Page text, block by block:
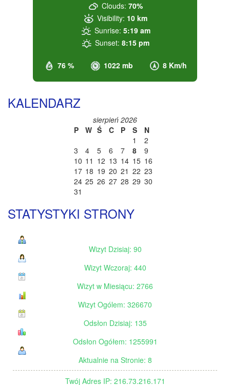
76 % 1022 mb 8 Km/h
Clouds: 70%
Visibility: 10 km
Sunrise: 5:19 am
Sunset: 8:15 pm
KALENDARZ
sierpień 2026
P
W Ś C P S
N
1
2
3
4 5 6 7 8
9
10 11 12 13 14 15 16
17 18 19 20 21 22 23
24 25 26 27 28 29 30
31
STATYSTYKI STRONY
Wizyt Dzisiaj: 90
Wizyt Wczoraj: 440
Wizyt w Miesiącu: 2766
Wizyt Ogólem: 326670
Odsłon Dzisiaj: 135
Odsłon Ogółem: 1255991
Aktualnie na Stronie: 8
Twój Adres IP: 216.73.216.171